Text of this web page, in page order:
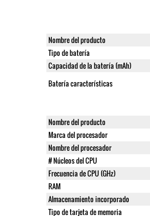
Nombre del producto
Tipo de batería
Capacidad de la batería (mAh)
Batería características
Nombre del producto
Marca del procesador
Nombre del procesador
# Núcleos del CPU
Frecuencia de CPU (GHz)
RAM
Almacenamiento incorporado
Tipo de tarjeta de memoria